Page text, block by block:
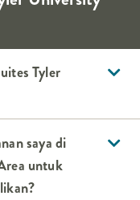
Tyler
saya di
untuk